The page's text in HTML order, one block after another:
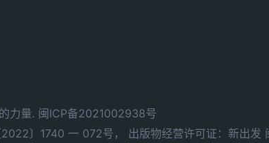
力量. 闽ICP备2021002938号
〕1740 一 072号，
出版物经营许可证：新出发